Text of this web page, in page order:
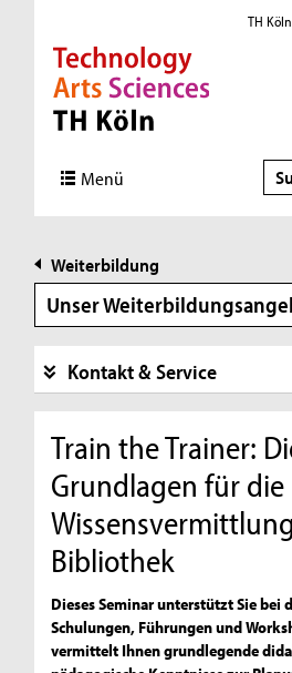
Direkt zur Hauptnavigation
Direkt zur Subnavigation
Direkt zum Inhalt
Direkt zum Fußbereich
TH
Menü
Weiterbildung
Unser
Kontakt & Service
Train the Trainer:
Grundlagen für die
Bibliothek
Dieses Seminar unterstützt Sie bei
Schulungen, Führungen und
vermittelt Ihnen grundlegende